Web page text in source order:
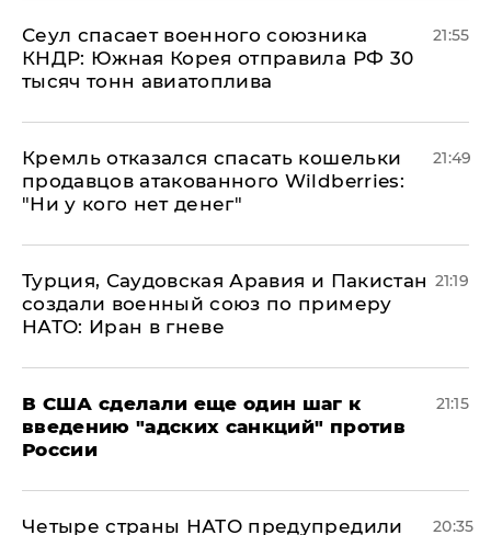
​Сеул спасает военного союзника
КНДР: Южная Корея отправила РФ 30
тысяч тонн авиатоплива
21:55
Кремль отказался спасать кошельки
продавцов атакованного Wildberries:
"Ни у кого нет денег"
21:49
Турция, Саудовская Аравия и Пакистан
создали военный союз по примеру
НАТО: Иран в гневе
21:19
В США сделали еще один шаг к
введению "адских санкций" против
России
21:15
Четыре страны НАТО предупредили
20:35